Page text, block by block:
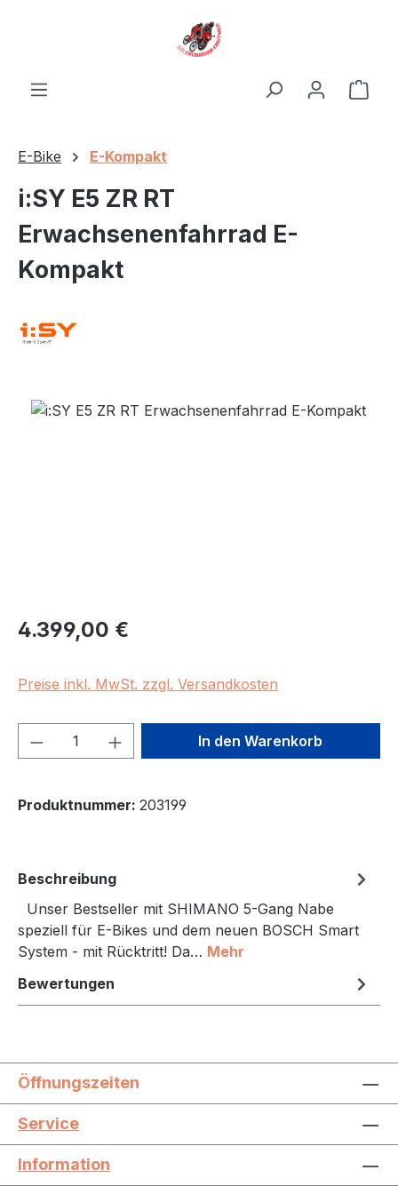
E-Bike E-Kompakt
i:SY E5 ZR RT
Erwachsenenfahrrad E-
Kompakt
Bildergalerie überspringen
Regulärer Preis:
4.399,00 €
Preise inkl. MwSt. zzgl. Versandkosten
Produkt Anzahl: Gib denIn den Warenkorb
Produktnummer: 203199
Beschreibung
Unser Bestseller mit SHIMANO 5-Gang Nabe
speziell für E-Bikes und dem neuen BOSCH Smart
System - mit Rücktritt! Da… Mehr
Bewertungen
Öffnungszeiten
Service
Information